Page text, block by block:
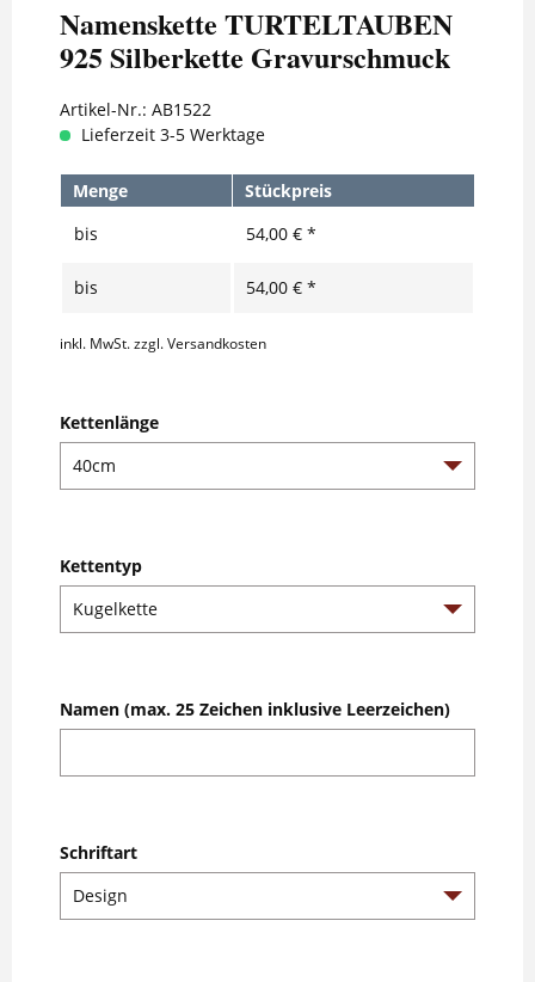
Namenskette TURTELTAUBEN
925 Silberkette Gravurschmuck
Artikel-Nr.: AB1522
Lieferzeit 3-5 Werktage
Menge
Stückpreis
bis
54,00 € *
bis 54,00 € *
inkl. MwSt.zzgl. Versandkosten
Kettenlänge
Kettentyp
Namen (max. 25 Zeichen inklusive Leerzeichen)
Schriftart